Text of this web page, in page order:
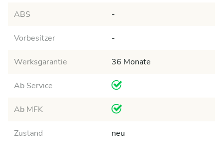
ABS -
Vorbesitzer -
Werksgarantie 36 Monate
Ab Service
Ab MFK
Zustand neu